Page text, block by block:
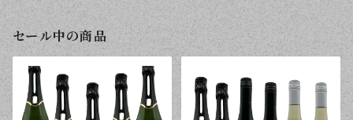
セール中の商品